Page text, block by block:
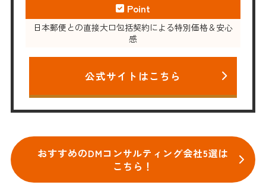
Point
日本郵便との直接大口包括契約による特別価格＆安心
感
公式サイトはこちら
おすすめのDMコンサルティング会社5選は
こちら！